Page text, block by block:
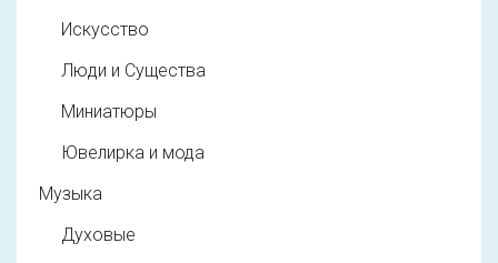
Искусство
Люди и Существа
Миниатюры
Ювелирка и мода
Музыка
Духовые